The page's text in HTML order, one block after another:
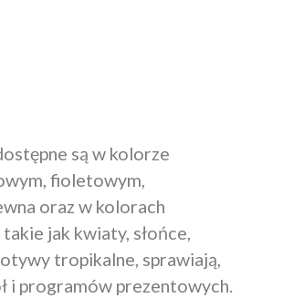
są w kolorze
fioletowym,
oraz w kolorach
jak kwiaty, słońce,
tropikalne, sprawiają,
i programów prezentowych.